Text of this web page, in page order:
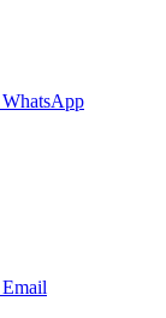
WhatsApp
Email